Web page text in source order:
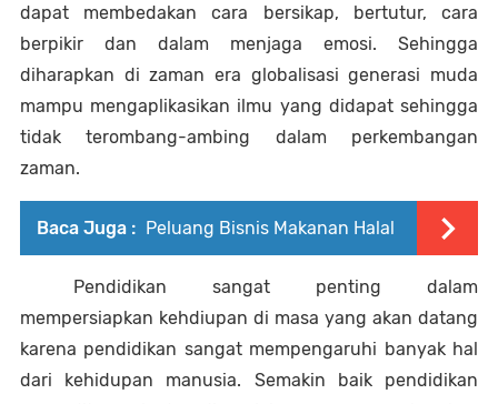
dapat membedakan cara bersikap, bertutur, cara
berpikir dan dalam menjaga emosi. Sehingga
diharapkan di zaman era globalisasi generasi muda
mampu mengaplikasikan ilmu yang didapat sehingga
tidak terombang-ambing dalam perkembangan
zaman.
Baca Juga : Peluang Bisnis Makanan Halal
Pendidikan sangat penting dalam
mempersiapkan kehdiupan di masa yang akan datang
karena pendidikan sangat mempengaruhi banyak hal
dari kehidupan manusia. Semakin baik pendidikan